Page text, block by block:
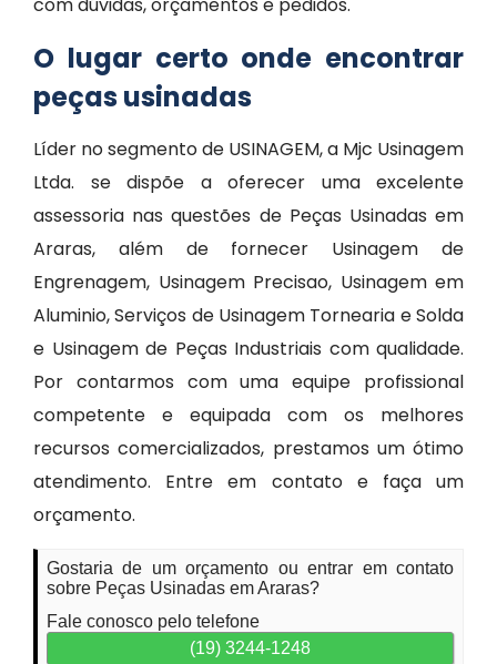
O lugar certo onde encontrar
peças usinadas
Líder no segmento de USINAGEM, a Mjc Usinagem
Ltda. se dispõe a oferecer uma excelente
assessoria nas questões de Peças Usinadas em
Araras, além de fornecer Usinagem de
Engrenagem, Usinagem Precisao, Usinagem em
Aluminio, Serviços de Usinagem Tornearia e Solda
e Usinagem de Peças Industriais com qualidade.
Por contarmos com uma equipe profissional
competente e equipada com os melhores
recursos comercializados, prestamos um ótimo
atendimento. Entre em contato e faça um
orçamento.
Gostaria de um orçamento ou entrar em contato
sobre Peças Usinadas em Araras?
Fale conosco pelo telefone
(19) 3244-1248